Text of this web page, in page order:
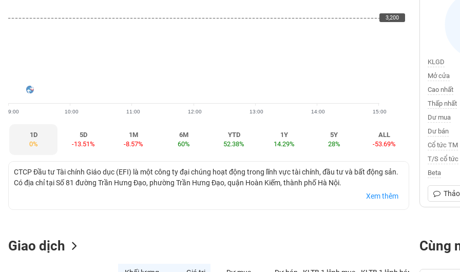
3,200
9:00 10:00 11:00 12:00 13:00 14:00 15:00
3,200
1D
0%
5D
-13.51%
1M
-8.57%
6M
60%
YTD
52.38%
1Y
14.29%
5Y
28%
ALL
-53.69%
CTCP Đầu tư Tài chính Giáo dục (EFI) là một công ty đại chúng hoạt động trong lĩnh vực tài chính, đầu tư và bất động sản.
Có địa chỉ tại Số 81 đường Trần Hưng Đạo, phường Trần Hưng Đạo, quận Hoàn Kiếm, thành phố Hà Nội.
Xem thêm
KLGD
Mở cửa
Cao nhất
Thấp nhất
Dư mua
Dư bán
Cổ tức TM
T/S cổ tức
Beta
Giao dịch Cùng
GIỚI